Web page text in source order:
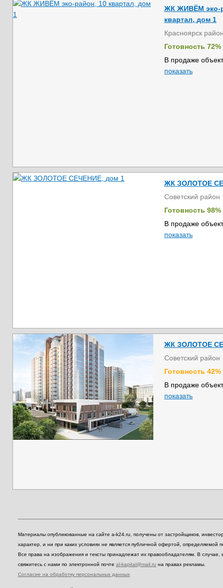
ЖК ЖИВЁМ эко-
квартал, дом 1
Красноярск
Готовность 72%
В продаже
показать
ЖК ЗОЛОТОЕ
Советский район
Готовность 98%
В продаже
показать
ЖК ЗОЛОТОЕ
Советский район
Готовность 42%
В продаже
показать
Материалы опубликованные на сайте a-k24.ru, получены от застройщиков,
характер, и ни при каких условиях не является публичной офертой,
Все права на изображения и тексты принадлежат их правообладателям. В
свяжитесь с нами по электронной почте al-kapital@mail.ru на правах рекламы.
Согласие на обработку персональных данных